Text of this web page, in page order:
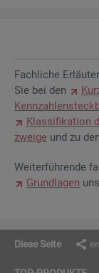
Fach­li­che
Sie bei den
Klas­si­fi­ka­ti­on
zwei­ge und zu den
Wei­ter­füh­ren­de
Grund­la­gen
Diese Seite